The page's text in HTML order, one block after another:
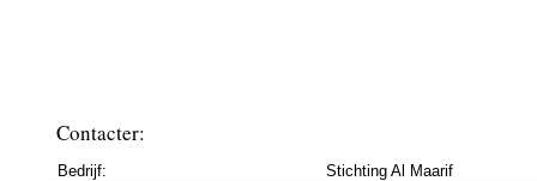
Contacter:
Bedrijf:
Stichting Al Maarif